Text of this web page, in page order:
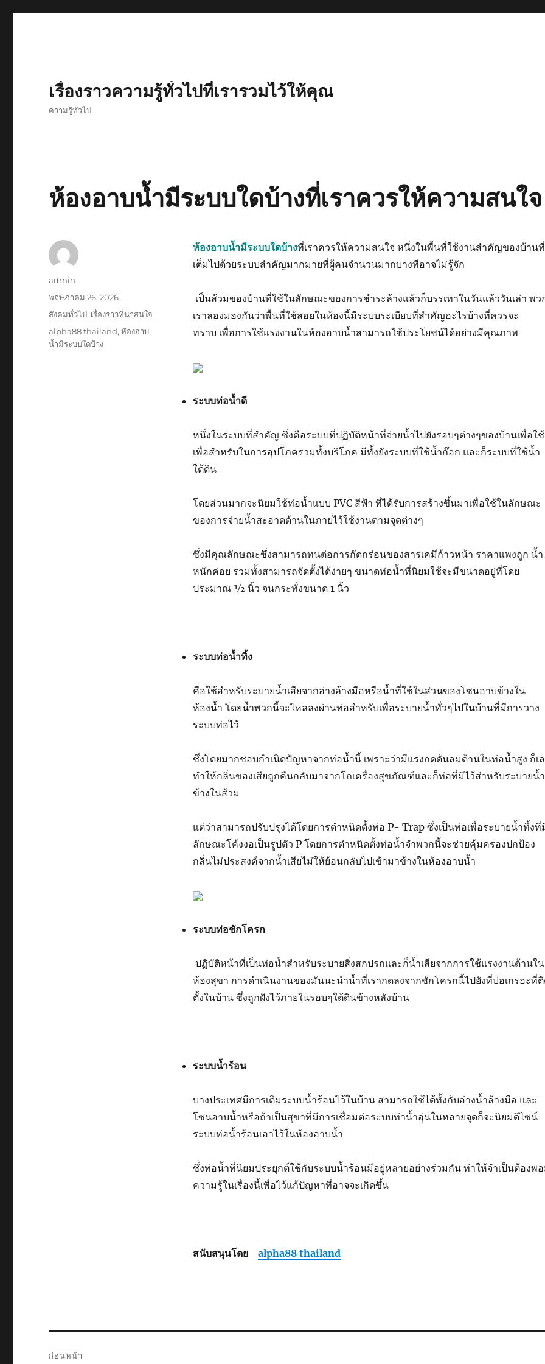
เรื่องราวความรู้ทั่วไปที่เรารวมไว้ให้คุณ
ความรู้ทั่วไป
ห้องอาบน้ำมีระบบใดบ้างที่เราควรให้ความสนใจ
ห้องอาบน้ำมีระบบใดบ้างที่เราควรให้ความสนใจ หนึ่งในพื้นที่ใช้งานสำคัญของบ้านที่
เต็มไปด้วยระบบสำคัญมากมายที่ผู้คนจำนวนมากบางทีอาจไม่รู้จัก
เป็นส้วมของบ้านที่ใช้ในลักษณะของการชำระล้างแล้วก็บรรเทาในวันแล้ววันเล่า พว
เราลองมองกันว่าพื้นที่ใช้สอยในห้องนี้มีระบบระเบียบที่สำคัญอะไรบ้างที่ควรจะ
ทราบ เพื่อการใช้แรงงานในห้องอาบน้ำสามารถใช้ประโยชน์ได้อย่างมีคุณภาพ
ระบบท่อน้ำดี
หนึ่งในระบบที่สำคัญ ซึ่งคือระบบที่ปฏิบัติหน้าที่จ่ายน้ำไปยังรอบๆต่างๆของบ้านเพื่อใช้
เพื่อสำหรับในการอุปโภครวมทั้งบริโภค มีทั้งยังระบบที่ใช้น้ำก๊อก และก็ระบบที่ใช้น้ำ
ใต้ดิน
โดยส่วนมากจะนิยมใช้ท่อน้ำแบบ PVC สีฟ้า ที่ได้รับการสร้างขึ้นมาเพื่อใช้ในลักษณะ
ของการจ่ายน้ำสะอาดด้านในภายไว้ใช้งานตามจุดต่างๆ
ซึ่งมีคุณลักษณะซึ่งสามารถทนต่อการกัดกร่อนของสารเคมีก้าวหน้า ราคาแพงถูก น้ำ
หนักค่อย รวมทั้งสามารถจัดตั้งได้ง่ายๆ ขนาดท่อน้ำที่นิยมใช้จะมีขนาดอยู่ที่โดย
ประมาณ ½ นิ้ว จนกระทั่งขนาด 1 นิ้ว
ระบบท่อน้ำทิ้ง
คือใช้สำหรับระบายน้ำเสียจากอ่างล้างมือหรือน้ำที่ใช้ในส่วนของโซนอาบข้างใน
ห้องน้ำ โดยน้ำพวกนี้จะไหลลงผ่านท่อสำหรับเพื่อระบายน้ำทั่วๆไปในบ้านที่มีการวาง
ระบบท่อไว้
ซึ่งโดยมากชอบกำเนิดปัญหาจากท่อน้ำนี้ เพราะว่ามีแรงกดดันลมด้านในท่อน้ำสูง ก็เ
ทำให้กลิ่นของเสียถูกคืนกลับมาจากโถเครื่องสุขภัณฑ์และก็ท่อที่มีไว้สำหรับระบายน้ำ
ข้างในส้วม
แต่ว่าสามารถปรับปรุงได้โดยการตำหนิดตั้งท่อ P- Trap ซึ่งเป็นท่อเพื่อระบายน้ำทิ้งที่
ลักษณะโค้งงอเป็นรูปตัว P โดยการตำหนิดตั้งท่อน้ำจำพวกนี้จะช่วยคุ้มครองปกป้อง
กลิ่นไม่ประสงค์จากน้ำเสียไม่ให้ย้อนกลับไปเข้ามาข้างในห้องอาบน้ำ
ระบบท่อชักโครก
ปฏิบัติหน้าที่เป็นท่อน้ำสำหรับระบายสิ่งสกปรกและก็น้ำเสียจากการใช้แรงงานด้านใน
ห้องสุขา การดำเนินงานของมันนะนำน้ำที่เรากดลงจากชักโครกนี้ไปยังที่บ่อเกรอะที่
ตั้งในบ้าน ซึ่งถูกฝังไว้ภายในรอบๆใต้ดินข้างหลังบ้าน
ระบบน้ำร้อน
บางประเทศมีการเติมระบบน้ำร้อนไว้ในบ้าน สามารถใช้ได้ทั้งกับอ่างน้ำล้างมือ และ
โซนอาบน้ำหรือถ้าเป็นสุขาที่มีการเชื่อมต่อระบบทำน้ำอุ่นในหลายจุดก็จะนิยมดีไซน์
ระบบท่อน้ำร้อนเอาไว้ในห้องอาบน้ำ
ซึ่งท่อน้ำที่นิยมประยุกต์ใช้กับระบบน้ำร้อนมีอยู่หลายอย่างร่วมกัน ทำให้จำเป็นต้องพ
ความรู้ในเรื่องนี้เพื่อไว้แก้ปัญหาที่อาจจะเกิดขึ้น
สนับสนุนโดย alpha88 thailand
ผู้
admin
เขียน
เมื่อ
พฤษภาคม 26, 2026
หมวด
หมู่
สังคมทั่วไป, เรื่องราวที่น่าสนใจ
ป้าย
กำกับ
alpha88 thailand,ห้องอาบ
น้ำมีระบบใดบ้าง
ก่อนหน้า